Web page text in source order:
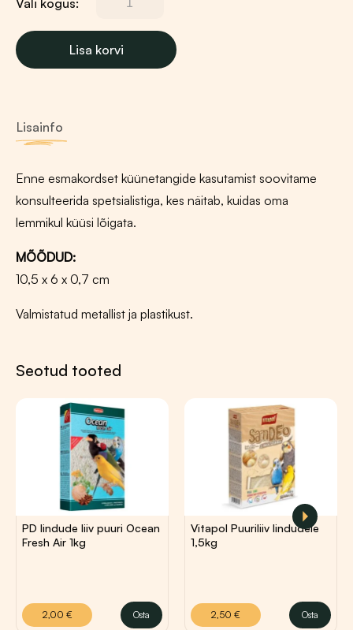
Ferplast
küünekäärid
S
kogus
Lisa korvi
Lisainfo
Enne esmakordset küünetangide kasutamist soovitame
konsulteerida spetsialistiga, kes näitab, kuidas oma
lemmikul küüsi lõigata.
MÕÕDUD:
10,5 x 6 x 0,7 cm
Valmistatud metallist ja plastikust.
Seotud tooted
2,00€
PD lindude liiv puuri Ocean
Fresh Air 1kg
Osta
2,00 €
2,50€
Vitapol Puuriliiv lindudele
1,5kg
Osta
Sellel
2,50 €